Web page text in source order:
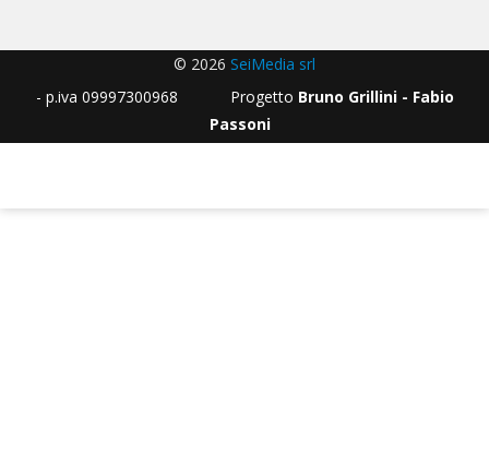
© 2026 SeiMedia srl
- p.iva 09997300968 Progetto Bruno Grillini - Fabio
Passoni